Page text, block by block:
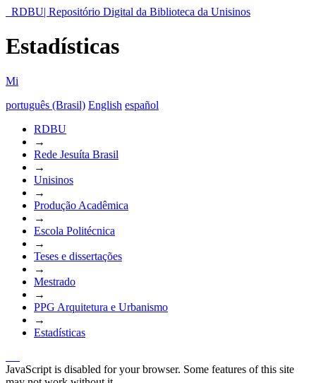
RDBU| Repositório Digital da Biblioteca da Unisinos
Estadísticas
Mi
português (Brasil) English español
RDBU
→
Rede Jesuíta Brasil
→
Unisinos
→
Produção Acadêmica
→
Escola Politécnica
→
Teses e dissertações
→
Mestrado
→
PPG Arquitetura e Urbanismo
→
Estadísticas
JavaScript is disabled for your browser. Some features of this site